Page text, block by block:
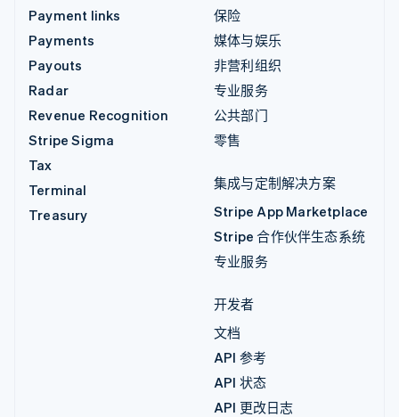
Payment links
Payments
Payouts
Radar
Revenue Recognition
Stripe Sigma
Tax
Terminal
Treasury
保险
媒体与娱乐
非营利组织
专业服务
公共部门
零售
集成与定制解决方案
Stripe App Marketplace
Stripe 合作伙伴生态系统
专业服务
开发者
文档
API 参考
API 状态
API 更改日志